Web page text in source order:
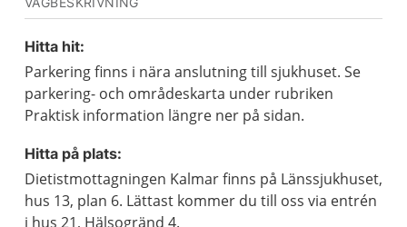
Hitta hit:
Parkering finns i nära anslutning till sjukhuset. Se
parkering- och områdeskarta under rubriken
Praktisk information längre ner på sidan.
Hitta på plats:
Dietistmottagningen Kalmar finns på Länssjukhuset,
hus 13, plan 6. Lättast kommer du till oss via entrén
i hus 21, Hälsogränd 4.